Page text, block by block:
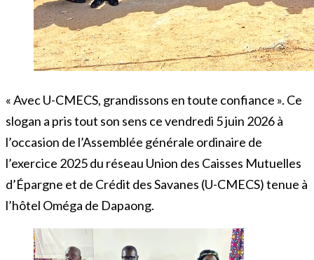
« Avec U-CMECS, grandissons en toute confiance ». Ce
slogan a pris tout son sens ce vendredi 5 juin 2026 à
l’occasion de l’Assemblée générale ordinaire de
l’exercice 2025 du réseau Union des Caisses Mutuelles
d’Épargne et de Crédit des Savanes (U-CMECS) tenue à
l’hôtel Oméga de Dapaong.